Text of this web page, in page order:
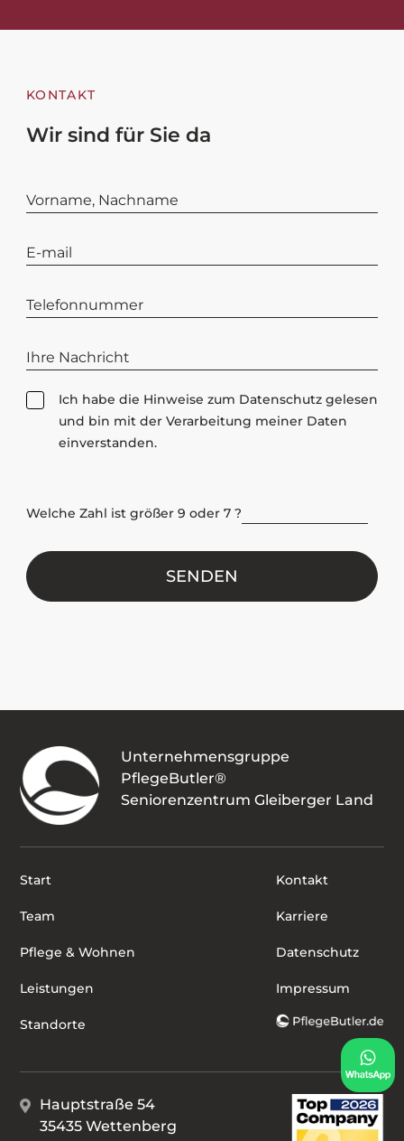
KONTAKT
Wir sind für Sie da
D
s
h
Ich habe die Hinweise zum Datenschutzgelesen
und bin mit der Verarbeitung meiner Daten
einverstanden.
Welche Zahl ist größer 9 oder 7 ?
Unternehmensgruppe
PflegeButler®
Seniorenzentrum Gleiberger Land
Start
Team
Pflege & Wohnen
Leistungen
Standorte
Kontakt
Karriere
Datenschutz
Impressum
Hauptstraße 54
35435 Wettenberg